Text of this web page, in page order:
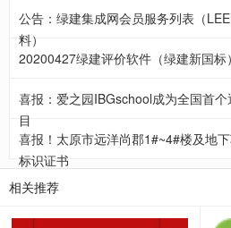
公告：绿建集成网会员服务列表（
料）
20200427绿建评价软件（绿建新国
喜报：爱之园IBGschool成为全国首
目
喜报！太原市远洋尚郡1#~4#楼及地
标识证书
相关推荐